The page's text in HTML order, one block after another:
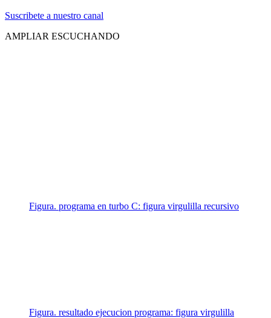
Suscribete a nuestro canal
AMPLIAR ESCUCHANDO
Figura. programa en turbo C: figura virgulilla recursivo
Figura. resultado ejecucion programa: figura virgulilla